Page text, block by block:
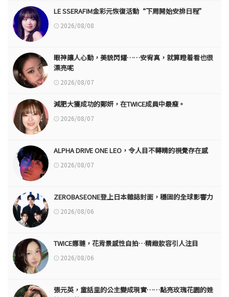
LE SSERAFIM金彩元恢復活動“下周開始安排日程”
2026/08/08
眼神讓人心動，美貌閃耀……安宥真，就算瞪着看也很
漂亮呢
2026/08/07
減肥大獲成功的鄭妍，在TWICE成員中最瘦。
2026/08/07
ALPHA DRIVE ONE LEO，令人目不轉睛的視覺存在感
2026/08/07
ZEROBASEONE登上日本雜誌封面，穩固的全球影響力
2026/08/06
TWICE娜璉，花背景感性自拍…精緻妝容引人注目
2026/08/06
張元英，童話里的公主變成現實……點亮玫瑰花園的娃